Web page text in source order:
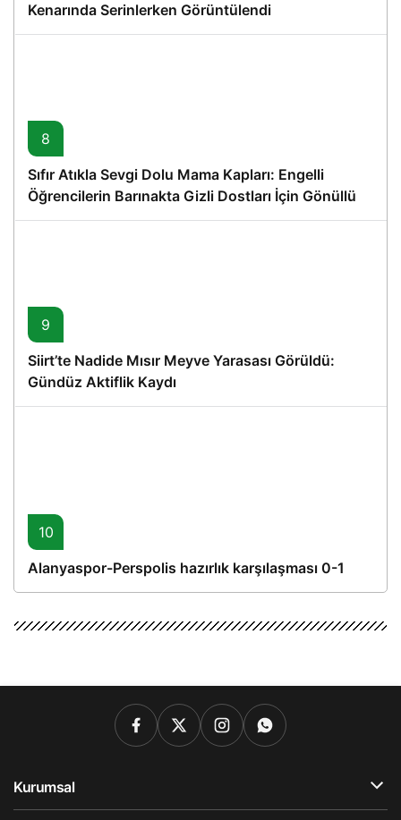
Kenarında Serinlerken Görüntülendi
8
Sıfır Atıkla Sevgi Dolu Mama Kapları: Engelli
Öğrencilerin Barınakta Gizli Dostları İçin Gönüllü
Proje
9
Siirt’te Nadide Mısır Meyve Yarasası Görüldü:
Gündüz Aktiflik Kaydı
10
Alanyaspor-Perspolis hazırlık karşılaşması 0-1
Kurumsal